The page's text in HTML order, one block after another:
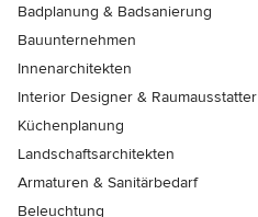
Badplanung & Badsanierung
Bauunternehmen
Innenarchitekten
Interior Designer & Raumausstatter
Küchenplanung
Landschaftsarchitekten
Armaturen & Sanitärbedarf
Beleuchtung